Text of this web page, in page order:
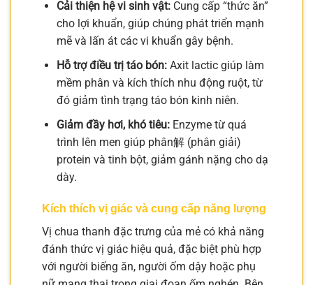
Cải thiện hệ vi sinh vật:Cung cấp “thức ăn”
cho lợi khuẩn, giúp chúng phát triển mạnh
mẽ và lấn át các vi khuẩn gây bệnh.
Hỗ trợ điều trị táo bón:Axit lactic giúp làm
mềm phân và kích thích nhu động ruột, từ
đó giảm tình trạng táo bón kinh niên.
Giảm đầy hơi, khó tiêu:Enzyme từ quá
trình lên men giúp phân解 (phân giải)
protein và tinh bột, giảm gánh nặng cho dạ
dày.
Kích thích vị giác và cung cấp năng lượng
Vị chua thanh đặc trưng của mẻ có khả năng
đánh thức vị giác hiệu quả, đặc biệt phù hợp
với người biếng ăn, người ốm dậy hoặc phụ